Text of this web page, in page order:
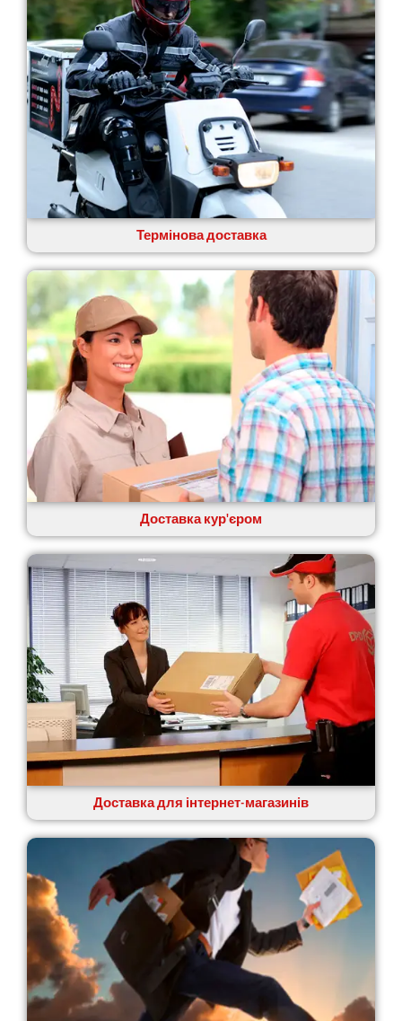
Переяслав
Первомайськ
Пісочин
Петриків
Петропавлівська Борщагівка
Підгородне
Погреби
Покров
Полтава
Прилуки
Путивль
П’ятихатки
Роздільна
Рені
Решетилівка
Ромни
Рівне
Рудне
Самбір
Щасливе
Шепетівка
Шостка
Шпола
Синельникове
Славутич
Слобожанське
Сміла
Софіївська Борщагівка
Сокільники
Солоницівка
Старокостянтинів
Старі Петрівці
Стебник
Стоянка
Стрий
Суми
Світловодськ
Святопетрівське
Тальне
Тарасівка
Тернопіль
Тернівка
Трускавець
Тульчин
Українка
Умань
Ужгород
Узин
Термінова доставка
Доставка кур'єром
Доставка для інтернет-магазинів